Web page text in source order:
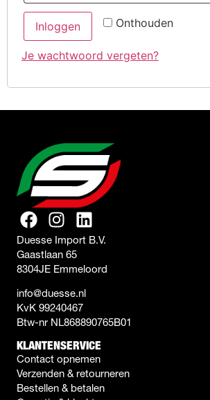
Onthouden
Inloggen
Je wachtwoord vergeten?
Duesse Import B.V.
Gaastlaan 65
8304JE Emmeloord
info@duesse.nl
KvK 99240467
Btw-nr NL868890765B01
KLANTENSERVICE
Contact opnemen
Verzenden & retourneren
Bestellen & betalen